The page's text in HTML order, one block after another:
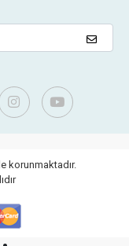
korunmaktadır.